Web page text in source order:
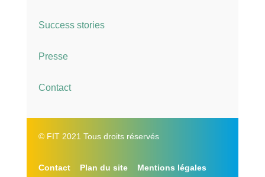
Success stories
Presse
Contact
© FIT 2021 Tous droits réservés
Contact Plan du site
Mentions légales